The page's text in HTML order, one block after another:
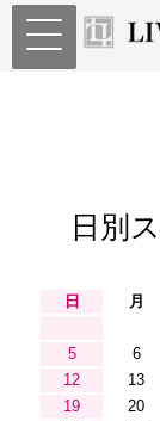
日別
日 月
5
6
12
13
19
20